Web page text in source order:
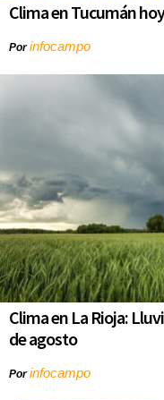
Clima en Tucumán
Porinfocampo
Clima en La Rioja:
de agosto
Porinfocampo